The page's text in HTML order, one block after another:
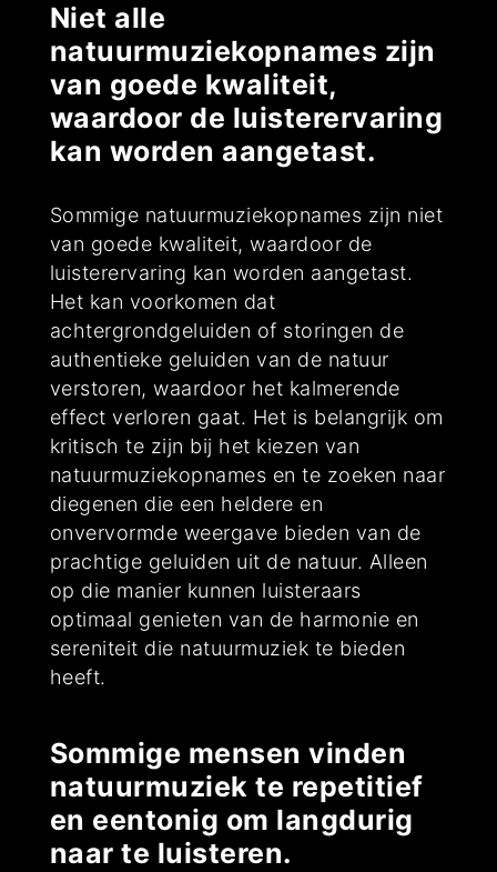
Niet alle
natuurmuziekopnames zijn
van goede kwaliteit,
waardoor de luisterervaring
kan worden aangetast.
Sommige natuurmuziekopnames zijn niet
van goede kwaliteit, waardoor de
luisterervaring kan worden aangetast.
Het kan voorkomen dat
achtergrondgeluiden of storingen de
authentieke geluiden van de natuur
verstoren, waardoor het kalmerende
effect verloren gaat. Het is belangrijk om
kritisch te zijn bij het kiezen van
natuurmuziekopnames en te zoeken naar
diegenen die een heldere en
onvervormde weergave bieden van de
prachtige geluiden uit de natuur. Alleen
op die manier kunnen luisteraars
optimaal genieten van de harmonie en
sereniteit die natuurmuziek te bieden
heeft.
Sommige mensen vinden
natuurmuziek te repetitief
en eentonig om langdurig
naar te luisteren.